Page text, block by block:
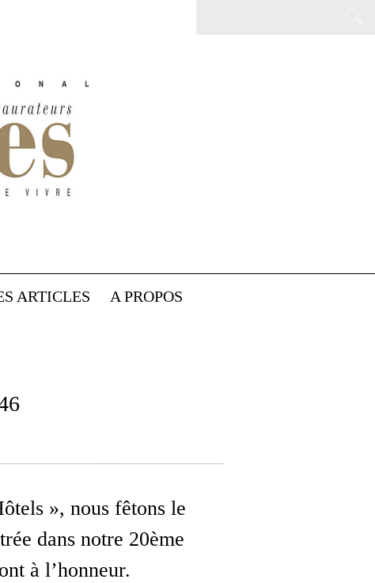
ARTICLES A PROPOS
», nous fêtons le
dans notre 20ème
à l’honneur.